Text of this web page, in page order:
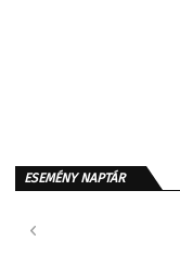
ESEMÉNY NAPTÁR